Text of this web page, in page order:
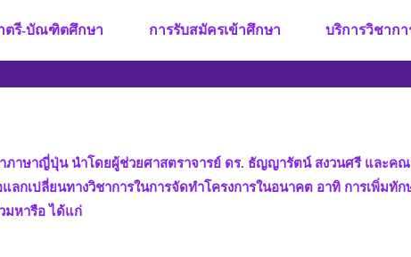
ตรี-บัณฑิตศึกษา การรับสมัครเข้าศึกษา บริการวิชากา
ภาษาญี่ปุ่น นำโดยผู้ช่วยศาสตราจารย์ ดร. ธัญญารัตน์ สงวนศรี และค
แลกเปลี่ยนทางวิชาการในการจัดทำโครงการในอนาคต อาทิ การเพิ่
มหารือ ได้แก่